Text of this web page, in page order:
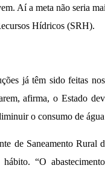
Aí a meta não seria
Hídricos (SRH).
já têm sido feitas
afirma, o Estado
o consumo de
de Saneamento Rural
“O